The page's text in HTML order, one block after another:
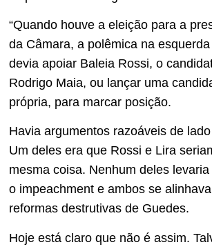
“Quando houve a eleição para a
da Câmara, a polêmica na
devia apoiar Baleia Rossi, o
Rodrigo Maia, ou lançar uma
própria, para marcar posição.
Havia argumentos razoáveis de
Um deles era que Rossi e Lira
mesma coisa. Nenhum deles
o impeachment e ambos se
reformas destrutivas de Guedes.
Hoje está claro que não é assim.